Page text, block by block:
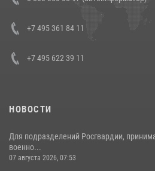
+7 495 361 84 11
+7 495 622 39 11
НОВОСТИ
Для подразделений Росгвардии,
военно...
07 августа 2026, 07:53